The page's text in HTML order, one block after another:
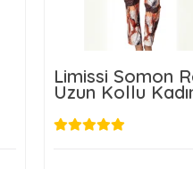
Limissi Somon
Uzun Kollu
48,00 USD